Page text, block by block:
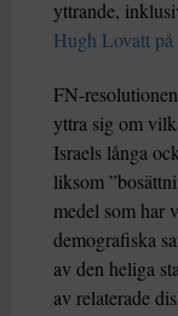
yttrande,
Hugh Lovatt
FN-
yttra sig om
Israels långa
liksom
medel som har
demografiska
av den heliga
av relaterade